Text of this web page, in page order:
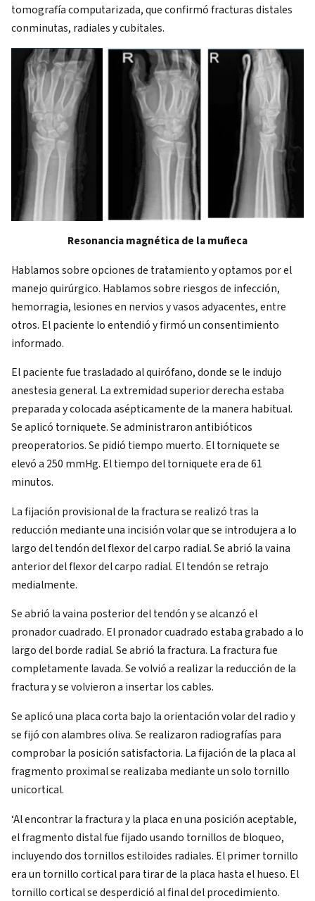
tomografía computarizada, que confirmó fracturas distales
conminutas, radiales y cubitales.
Resonancia magnética de la muñeca
Hablamos sobre opciones de tratamiento y optamos por el
manejo quirúrgico. Hablamos sobre riesgos de infección,
hemorragia, lesiones en nervios y vasos adyacentes, entre
otros. El paciente lo entendió y firmó un consentimiento
informado.
El paciente fue trasladado al quirófano, donde se le indujo
anestesia general. La extremidad superior derecha estaba
preparada y colocada asépticamente de la manera habitual.
Se aplicó torniquete. Se administraron antibióticos
preoperatorios. Se pidió tiempo muerto. El torniquete se
elevó a 250 mmHg. El tiempo del torniquete era de 61
minutos.
La fijación provisional de la fractura se realizó tras la
reducción mediante una incisión volar que se introdujera a lo
largo del tendón del flexor del carpo radial. Se abrió la vaina
anterior del flexor del carpo radial. El tendón se retrajo
medialmente.
Se abrió la vaina posterior del tendón y se alcanzó el
pronador cuadrado. El pronador cuadrado estaba grabado a lo
largo del borde radial. Se abrió la fractura. La fractura fue
completamente lavada. Se volvió a realizar la reducción de la
fractura y se volvieron a insertar los cables.
Se aplicó una placa corta bajo la orientación volar del radio y
se fijó con alambres oliva. Se realizaron radiografías para
comprobar la posición satisfactoria. La fijación de la placa al
fragmento proximal se realizaba mediante un solo tornillo
unicortical.
‘Al encontrar la fractura y la placa en una posición aceptable,
el fragmento distal fue fijado usando tornillos de bloqueo,
incluyendo dos tornillos estiloides radiales. El primer tornillo
era un tornillo cortical para tirar de la placa hasta el hueso. El
tornillo cortical se desperdició al final del procedimiento.